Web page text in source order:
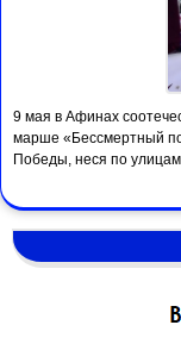
9 мая в Афинах
марше «Бессмертный
Победы, неся по